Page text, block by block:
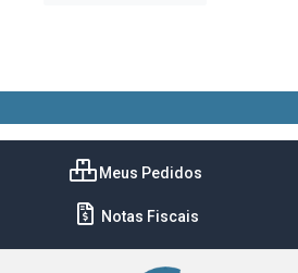
Meus Pedidos
Notas Fiscais